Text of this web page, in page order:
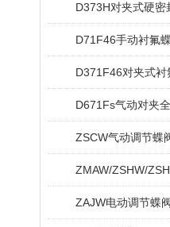
D373H对夹式硬密
D71F46手动衬氟
D371F46对夹式衬
D671Fs气动对夹
ZSCW气动调节蝶
ZAJW电动调节蝶